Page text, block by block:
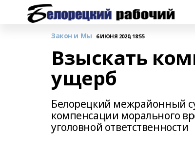
Закон и Мы 6 ИЮНЯ 2020, 18:55
Взыскать
ущерб
Белорецкий межрайонный
компенсации морального
уголовной ответственности